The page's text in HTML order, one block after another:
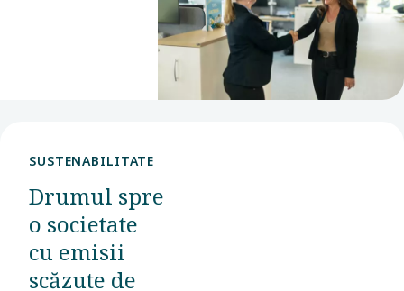
SUSTENABILITATE
Drumul spre
o societate
cu emisii
scăzute de